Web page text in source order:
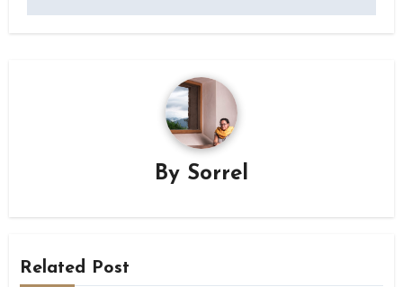
By Sorrel
Related Post